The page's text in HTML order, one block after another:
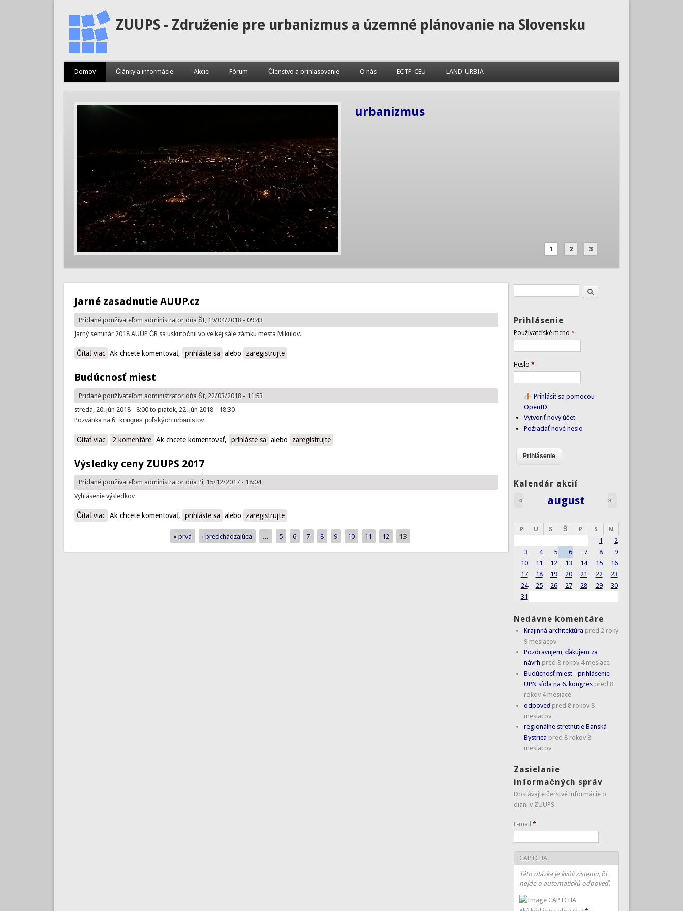
ZUUPS - Združenie pre urbanizmus a územné plánovanie na Slovensku
Domov Články a informácie Akcie Fórum Členstvo a prihlasovanie O nás ECTP-CEU LAND-URBIA
urbanizmus
1 2 3
Jarné zasadnutie AUUP.cz
Pridané používateľom administratordňa Št, 19/04/2018 - 09:43
Jarný seminár 2018 AUÚP ČR sa uskutočnil vo veľkej sále zámku mesta Mikulov.
Čítať viaco Jarné zasadnutie AUUP.cz
Ak chcete komentovať, prihláste sa alebo zaregistrujte
Budúcnosť miest
Pridané používateľom administratordňa Št, 22/03/2018 - 11:53
streda, 20. jún 2018 - 8:00to piatok, 22. jún 2018 - 18:30
Pozvánka na 6. kongres poľských urbanistov.
Čítať viaco Budúcnosť miest
2 komentáre Ak chcete komentovať, prihláste sa alebo zaregistrujte
Výsledky ceny ZUUPS 2017
Pridané používateľom administratordňa Pi, 15/12/2017 - 18:04
Vyhlásenie výsledkov
Čítať viaco Výsledky ceny ZUUPS 2017
Ak chcete komentovať, prihláste sa alebo zaregistrujte
« prvá ‹ predchádzajúca … 5 6 7 8 9 10 11 12 13
Vyhľadávanie
Hľadať
Prihlásenie
Používateľské meno *
Heslo *
Prihlásiť sa pomocou
OpenID
Vytvoriť nový účet
Požiadať nové heslo
Kalendár akcií
august
« »
P U S Š P S
N
1
2
3
4 5 6 7 8
9
10
11 12 13 14 15
16
17
18 19 20 21 22
23
24
25 26 27 28 29
30
31
Nedávne komentáre
Krajinná architektúra pred 2 roky
9 mesiacov
Pozdravujem, ďakujem za
návrh pred 8 rokov 4 mesiace
Budúcnosť miest - prihlásenie
UPN sídla na 6. kongres pred 8
rokov 4 mesiace
odpoveď pred 8 rokov 8
mesiacov
regionálne stretnutie Banská
Bystrica pred 8 rokov 8
mesiacov
Zasielanie
informačných správ
Dostávajte čerstvé informácie o
dianí v ZUUPS
E-mail *
CAPTCHA
Táto otázka je kvôli zisteniu, či
nejde o automatickú odpoveď.